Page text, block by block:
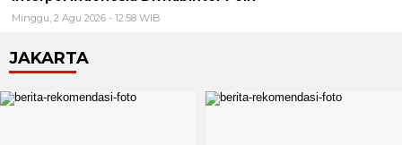
Minggu, 2 Agu 2026 - 12:58 WIB
JAKARTA